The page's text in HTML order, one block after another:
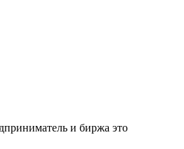
и биржа это